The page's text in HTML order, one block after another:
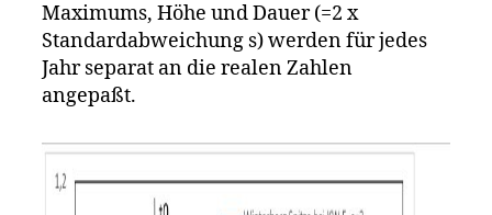
Maximums, Höhe und Dauer (=2 x
Standardabweichung s) werden für jedes
Jahr separat an die realen Zahlen
angepaßt.